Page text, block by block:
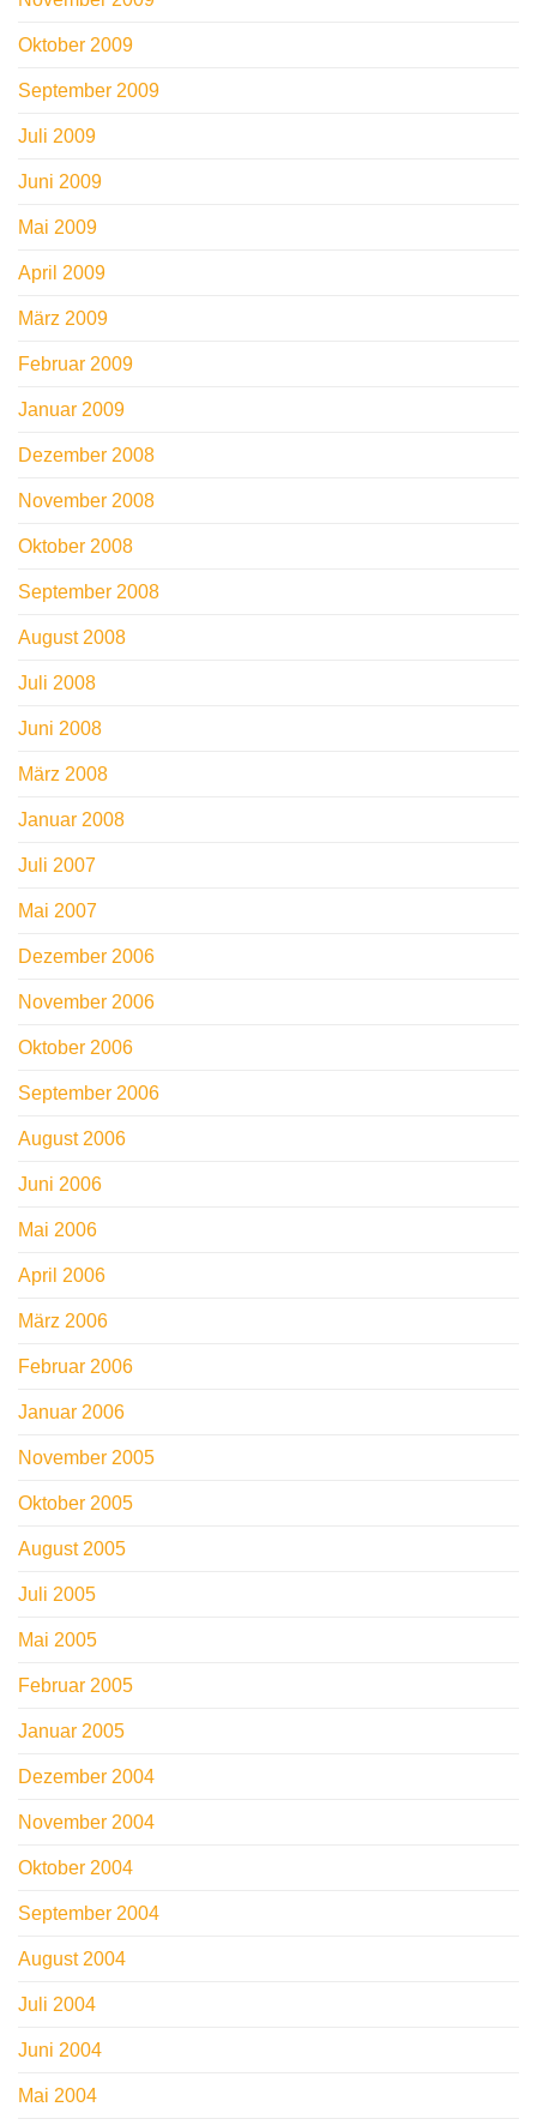
Oktober 2009
September 2009
Juli 2009
Juni 2009
Mai 2009
April 2009
März 2009
Februar 2009
Januar 2009
Dezember 2008
November 2008
Oktober 2008
September 2008
August 2008
Juli 2008
Juni 2008
März 2008
Januar 2008
Juli 2007
Mai 2007
Dezember 2006
November 2006
Oktober 2006
September 2006
August 2006
Juni 2006
Mai 2006
April 2006
März 2006
Februar 2006
Januar 2006
November 2005
Oktober 2005
August 2005
Juli 2005
Mai 2005
Februar 2005
Januar 2005
Dezember 2004
November 2004
Oktober 2004
September 2004
August 2004
Juli 2004
Juni 2004
Mai 2004